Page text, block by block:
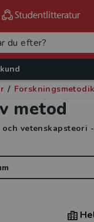
/
metod
vetenskapsteori